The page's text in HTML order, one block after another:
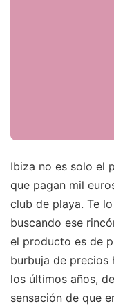
Ibiza no es solo el
que pagan mil
club de playa. Te
buscando ese
el producto es de
burbuja de precios
los últimos años,
sensación de que